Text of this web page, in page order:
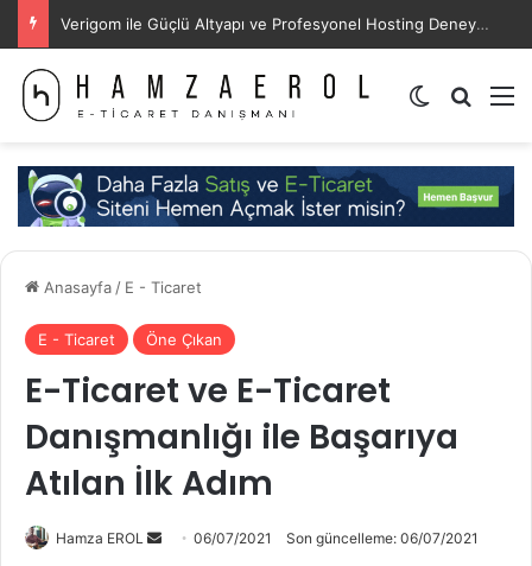
Verigom ile Güçlü Altyapı ve Profesyonel Hosting Deneyimi
Dış
Anasayfa/ E - Ticaret
E - Ticaret Öne Çıkan
E-Ticaret ve E-Ticaret
Danışmanlığı ile Başarıya
Atılan İlk Adım
Hamza EROL
Bir
06/07/2021 Son güncelleme: 06/07/2021